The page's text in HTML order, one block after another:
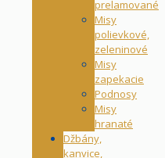
prelamované
Misy
polievkové,
zeleninové
Misy
zapekacie
Podnosy
Misy
hranaté
Džbány,
kanvice,